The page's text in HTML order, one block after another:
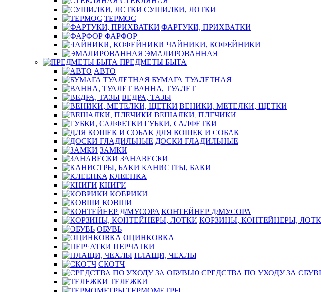
СУШИЛКИ, ЛОТКИ
ТЕРМОС
ФАРТУКИ, ПРИХВАТКИ
ФАРФОР
ЧАЙНИКИ, КОФЕЙНИКИ
ЭМАЛИРОВАННАЯ
ПРЕДМЕТЫ БЫТА
АВТО
БУМАГА ТУАЛЕТНАЯ
ВАННА, ТУАЛЕТ
ВЕДРА, ТАЗЫ
ВЕНИКИ, МЕТЕЛКИ, ЩЕТКИ
ВЕШАЛКИ, ПЛЕЧИКИ
ГУБКИ, САЛФЕТКИ
ДЛЯ КОШЕК И СОБАК
ДОСКИ ГЛАДИЛЬНЫЕ
ЗАМКИ
ЗАНАВЕСКИ
КАНИСТРЫ, БАКИ
КЛЕЕНКА
КНИГИ
КОВРИКИ
КОВШИ
КОНТЕЙНЕР Д/МУСОРА
КОРЗИНЫ, КОНТЕЙНЕРЫ,
ОБУВЬ
ОЦИНКОВКА
ПЕРЧАТКИ
ПЛАЩИ, ЧЕХЛЫ
СКОТЧ
СРЕДСТВА ПО УХОДУ ЗА
ТЕЛЕЖКИ
ТЕРМОМЕТРЫ